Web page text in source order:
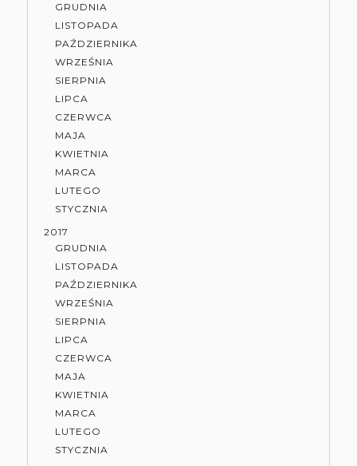
GRUDNIA
LISTOPADA
PAŹDZIERNIKA
WRZEŚNIA
SIERPNIA
LIPCA
CZERWCA
MAJA
KWIETNIA
MARCA
LUTEGO
STYCZNIA
2017
GRUDNIA
LISTOPADA
PAŹDZIERNIKA
WRZEŚNIA
SIERPNIA
LIPCA
CZERWCA
MAJA
KWIETNIA
MARCA
LUTEGO
STYCZNIA